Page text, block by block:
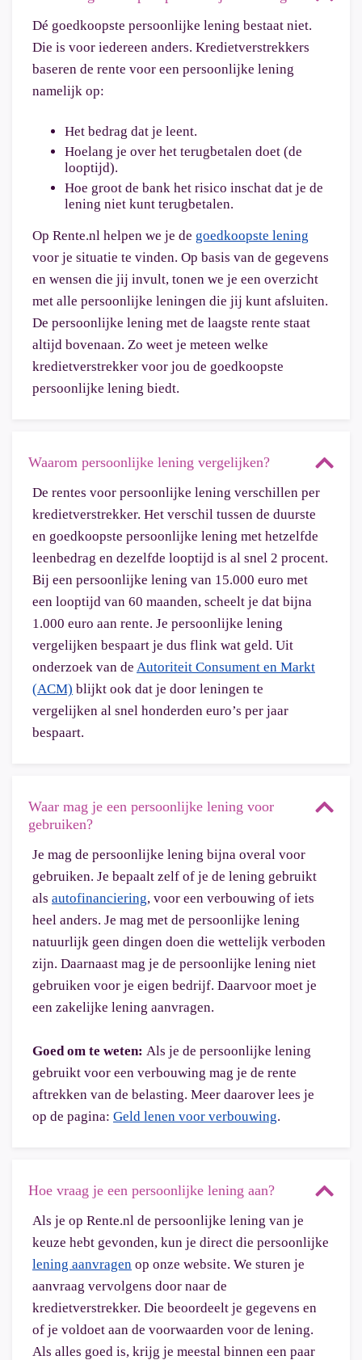
Dé goedkoopste persoonlijke lening bestaat niet.
Die is voor iedereen anders. Kredietverstrekkers
baseren de rente voor een persoonlijke lening
namelijk op:
Het bedrag dat je leent.
Hoelang je over het terugbetalen doet (de
looptijd).
Hoe groot de bank het risico inschat dat je de
lening niet kunt terugbetalen.
Op Rente.nl helpen we je de goedkoopste lening
voor je situatie te vinden. Op basis van de gegevens
en wensen die jij invult, tonen we je een overzicht
met alle persoonlijke leningen die jij kunt afsluiten.
De persoonlijke lening met de laagste rente staat
altijd bovenaan. Zo weet je meteen welke
kredietverstrekker voor jou de goedkoopste
persoonlijke lening biedt.
Waarom persoonlijke lening vergelijken?
De rentes voor persoonlijke lening verschillen per
kredietverstrekker. Het verschil tussen de duurste
en goedkoopste persoonlijke lening met hetzelfde
leenbedrag en dezelfde looptijd is al snel 2 procent.
Bij een persoonlijke lening van 15.000 euro met
een looptijd van 60 maanden, scheelt je dat bijna
1.000 euro aan rente. Je persoonlijke lening
vergelijken bespaart je dus flink wat geld. Uit
onderzoek van de Autoriteit Consument en Markt
(ACM) blijkt ook dat je door leningen te
vergelijken al snel honderden euro’s per jaar
bespaart.
Waar mag je een persoonlijke lening voor
gebruiken?
Je mag de persoonlijke lening bijna overal voor
gebruiken. Je bepaalt zelf of je de lening gebruikt
als autofinanciering, voor een verbouwing of iets
heel anders. Je mag met de persoonlijke lening
natuurlijk geen dingen doen die wettelijk verboden
zijn. Daarnaast mag je de persoonlijke lening niet
gebruiken voor je eigen bedrijf. Daarvoor moet je
een zakelijke lening aanvragen.
Goed om te weten: Als je de persoonlijke lening
gebruikt voor een verbouwing mag je de rente
aftrekken van de belasting. Meer daarover lees je
op de pagina: Geld lenen voor verbouwing.
Hoe vraag je een persoonlijke lening aan?
Als je op Rente.nl de persoonlijke lening van je
keuze hebt gevonden, kun je direct die persoonlijke
lening aanvragen op onze website. We sturen je
aanvraag vervolgens door naar de
kredietverstrekker. Die beoordeelt je gegevens en
of je voldoet aan de voorwaarden voor de lening.
Als alles goed is, krijg je meestal binnen een paar